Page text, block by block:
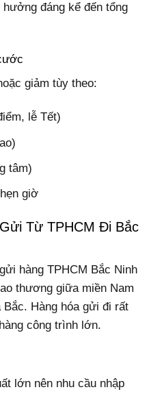
đáng kể đến tổng
giảm tùy theo:
lễ Tết)
tâm)
giờ
Từ TPHCM Đi Bắc
hàng TPHCM Bắc Ninh
thương giữa miền Nam
Hàng hóa gửi đi rất
công trình lớn.
lớn nên nhu cầu nhập